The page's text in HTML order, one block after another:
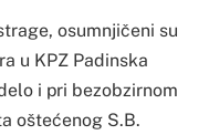
osumnjičeni su
u KPZ Padinska
i pri bezobzirnom
oštećenog S.B.